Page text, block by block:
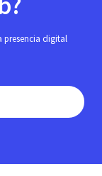
presencia digital